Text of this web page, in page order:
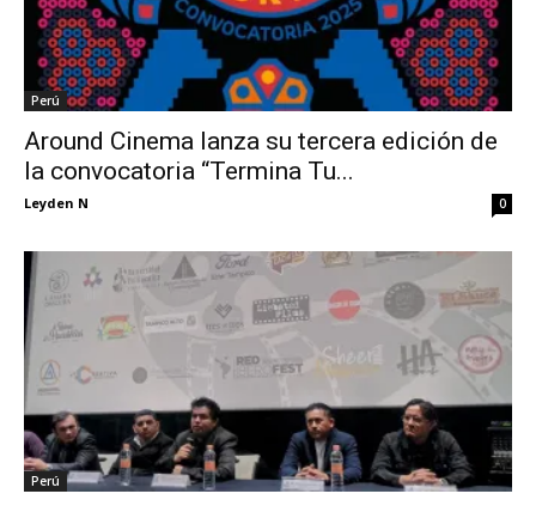
Perú
Around Cinema lanza su tercera edición de
la convocatoria “Termina Tu...
Leyden N 0
Perú